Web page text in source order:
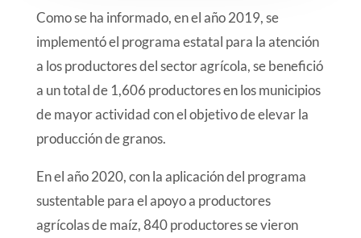
Como se ha informado, en el año 2019, se
implementó el programa estatal para la atención
a los productores del sector agrícola, se benefició
a un total de 1,606 productores en los municipios
de mayor actividad con el objetivo de elevar la
producción de granos.
En el año 2020, con la aplicación del programa
sustentable para el apoyo a productores
agrícolas de maíz, 840 productores se vieron